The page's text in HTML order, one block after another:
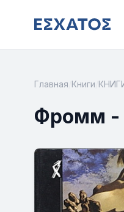
Главная Книги
Фромм -